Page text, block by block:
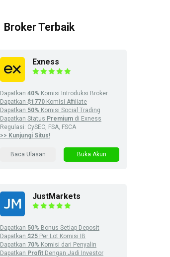
Broker Terbaik
Exness
Dapatkan 40% Komisi Introduksi Broker
Dapatkan $1770 Komisi Affiliate
Dapatkan 50% Komisi Social Trading
Dapatkan Status Premium di Exness
Regulasi: CySEC, FSA, FSCA
>> Kunjungi Situs!
Baca Ulasan Buka Akun
JustMarkets
Dapatkan 50% Bonus Setiap Deposit
Dapatkan $25 Per Lot Komisi IB
Dapatkan 70% Komisi dari Penyalin
Dapatkan Profit Dengan Jadi Investor